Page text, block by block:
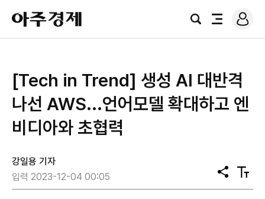
아
주
경
검
전
로
그
[Tech in Trend] 생성 AI 대반격
나선 AWS...언어모델 확대하고 엔
비디아와 초협력
강일용 기자
입력 2023-12-04 00:05
공
유
텍
스